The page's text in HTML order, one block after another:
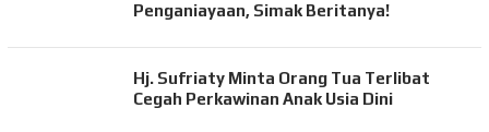
Penganiayaan, Simak Beritanya!
Hj. Sufriaty Minta Orang Tua Terlibat
Cegah Perkawinan Anak Usia Dini